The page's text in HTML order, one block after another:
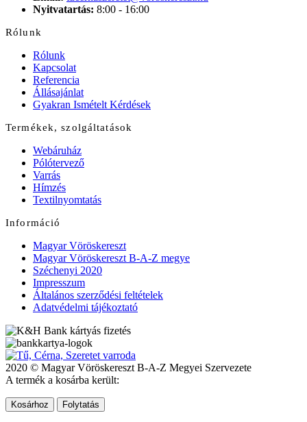
Nyitvatartás: 8:00 - 16:00
Rólunk
Rólunk
Kapcsolat
Referencia
Állásajánlat
Gyakran Ismételt Kérdések
Termékek, szolgáltatások
Webáruház
Pólótervező
Varrás
Hímzés
Textilnyomtatás
Információ
Magyar Vöröskereszt
Magyar Vöröskereszt B-A-Z megye
Széchenyi 2020
Impresszum
Általános szerződési feltételek
Adatvédelmi tájékoztató
2020 © Magyar Vöröskereszt B-A-Z Megyei Szervezete
A termék a kosárba került:
Kosárhoz Folytatás